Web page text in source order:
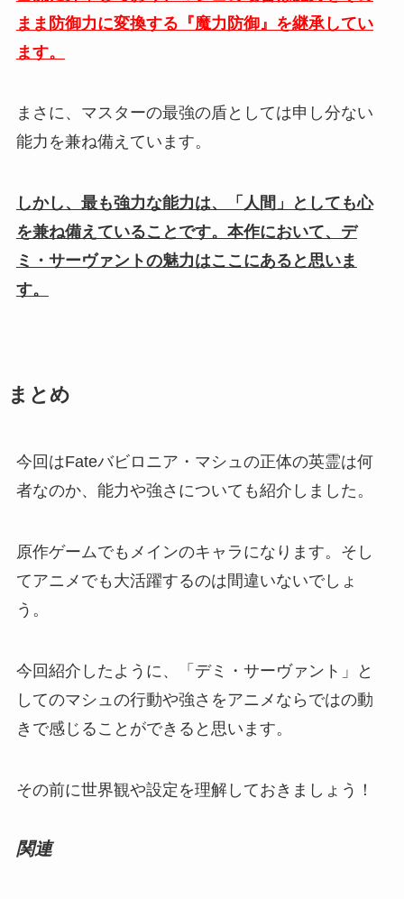
まま防御力に変換する『魔力防御』を継承してい
ます。
まさに、マスターの最強の盾としては申し分ない
能力を兼ね備えています。
しかし、最も強力な能力は、「人間」としても心
を兼ね備えていることです。本作において、デ
ミ・サーヴァントの魅力はここにあると思いま
す。
まとめ
今回はFateバビロニア・マシュの正体の英霊は何
者なのか、能力や強さについても紹介しました。
原作ゲームでもメインのキャラになります。そし
てアニメでも大活躍するのは間違いないでしょ
う。
今回紹介したように、「デミ・サーヴァント」と
してのマシュの行動や強さをアニメならではの動
きで感じることができると思います。
その前に世界観や設定を理解しておきましょう！
関連